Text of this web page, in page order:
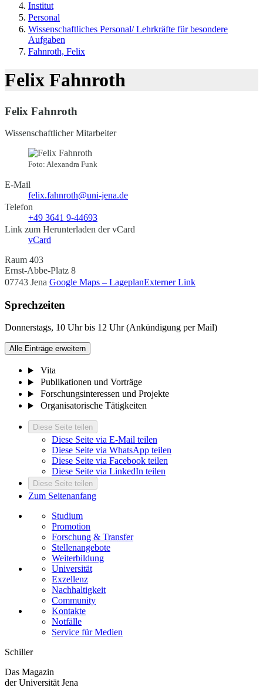
Institut
Personal
Wissenschaftliches Personal/ Lehrkräfte für besondere
Aufgaben
Fahnroth, Felix
Felix Fahnroth
Felix Fahnroth
Wissenschaftlicher Mitarbeiter
Foto: Alexandra Funk
E-Mail
felix.fahnroth@uni-jena.de
Telefon
+49 3641 9-44693
Link zum Herunterladen der vCard
vCard
Raum 403
Ernst-Abbe-Platz 8
07743 Jena Google Maps – LageplanExterner Link
Sprechzeiten
Donnerstags, 10 Uhr bis 12 Uhr (Ankündigung per Mail)
Alle Einträge erweitern
Vita
Publikationen und Vorträge
Forschungsinteressen und Projekte
Organisatorische Tätigkeiten
Diese Seite teilen
Diese Seite via E-Mail teilen
Diese Seite via WhatsApp teilen
Diese Seite via Facebook teilen
Diese Seite via LinkedIn teilen
Diese Seite teilen
Zum Seitenanfang
Studium
Promotion
Forschung & Transfer
Stellenangebote
Weiterbildung
Universität
Exzellenz
Nachhaltigkeit
Community
Kontakte
Notfälle
Service für Medien
Schiller
Das Magazin
der Universität Jena